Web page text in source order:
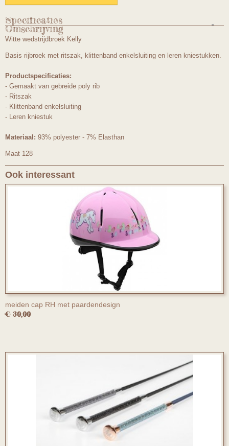
Specificaties
Productcode
67mt128
Omschrijving
Witte wedstrijdbroek Kelly
Basis rijbroek met ritszak, klittenband enkelsluiting en leren kniestukken.
Productspecificaties:
- Gemaakt van gebreide poly rib
- Ritszak
- Klittenband enkelsluiting
- Leren kniestuk
Materiaal: 93% polyester - 7% Elasthan
Maat 128
Ook interessant
meiden cap RH met paardendesign
€ 30,00